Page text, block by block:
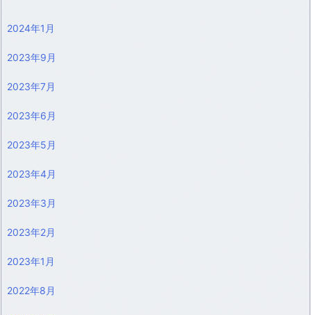
2024年1月
2023年9月
2023年7月
2023年6月
2023年5月
2023年4月
2023年3月
2023年2月
2023年1月
2022年8月